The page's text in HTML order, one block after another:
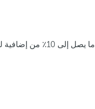
ما يصل إلى 10٪ من إضافية لكل غرفة تراكم